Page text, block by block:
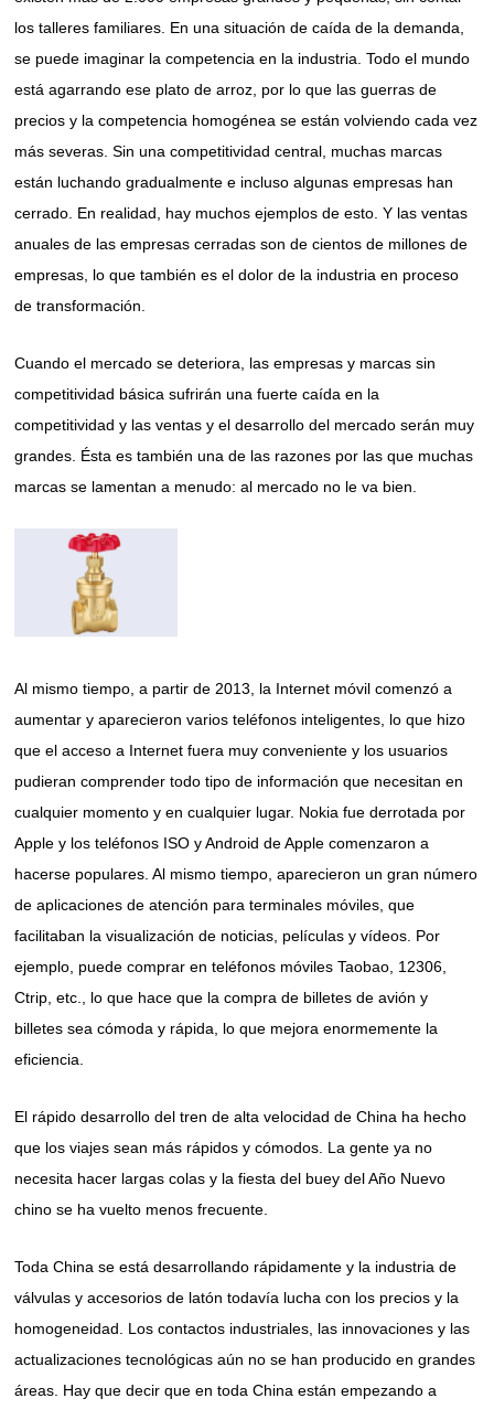
los talleres familiares. En una situación de caída de la demanda,
se puede imaginar la competencia en la industria. Todo el mundo
está agarrando ese plato de arroz, por lo que las guerras de
precios y la competencia homogénea se están volviendo cada vez
más severas. Sin una competitividad central, muchas marcas
están luchando gradualmente e incluso algunas empresas han
cerrado. En realidad, hay muchos ejemplos de esto. Y las ventas
anuales de las empresas cerradas son de cientos de millones de
empresas, lo que también es el dolor de la industria en proceso
de transformación.
Cuando el mercado se deteriora, las empresas y marcas sin
competitividad básica sufrirán una fuerte caída en la
competitividad y las ventas y el desarrollo del mercado serán muy
grandes. Ésta es también una de las razones por las que muchas
marcas se lamentan a menudo: al mercado no le va bien.
Al mismo tiempo, a partir de 2013, la Internet móvil comenzó a
aumentar y aparecieron varios teléfonos inteligentes, lo que hizo
que el acceso a Internet fuera muy conveniente y los usuarios
pudieran comprender todo tipo de información que necesitan en
cualquier momento y en cualquier lugar. Nokia fue derrotada por
Apple y los teléfonos ISO y Android de Apple comenzaron a
hacerse populares. Al mismo tiempo, aparecieron un gran número
de aplicaciones de atención para terminales móviles, que
facilitaban la visualización de noticias, películas y vídeos. Por
ejemplo, puede comprar en teléfonos móviles Taobao, 12306,
Ctrip, etc., lo que hace que la compra de billetes de avión y
billetes sea cómoda y rápida, lo que mejora enormemente la
eficiencia.
El rápido desarrollo del tren de alta velocidad de China ha hecho
que los viajes sean más rápidos y cómodos. La gente ya no
necesita hacer largas colas y la fiesta del buey del Año Nuevo
chino se ha vuelto menos frecuente.
Toda China se está desarrollando rápidamente y la industria de
válvulas y accesorios de latón todavía lucha con los precios y la
homogeneidad. Los contactos industriales, las innovaciones y las
actualizaciones tecnológicas aún no se han producido en grandes
áreas. Hay que decir que en toda China están empezando a